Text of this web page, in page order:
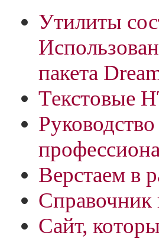
Утилиты
пакета
Текстовые
Верстаем в
Сайт,